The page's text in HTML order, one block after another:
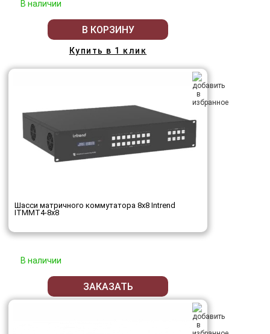
В наличии
В КОРЗИНУ
Купить в 1 клик
Шасси матричного коммутатора 8x8 Intrend
ITMMT4-8x8
В наличии
ЗАКАЗАТЬ